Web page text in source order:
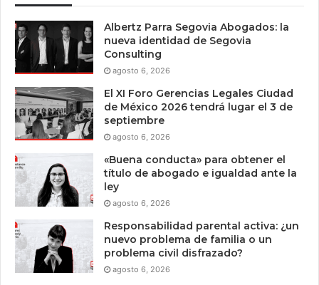
Albertz Parra Segovia Abogados: la
nueva identidad de Segovia
Consulting
agosto 6, 2026
El XI Foro Gerencias Legales Ciudad
de México 2026 tendrá lugar el 3 de
septiembre
agosto 6, 2026
«Buena conducta» para obtener el
título de abogado e igualdad ante la
ley
agosto 6, 2026
Responsabilidad parental activa: ¿un
nuevo problema de familia o un
problema civil disfrazado?
agosto 6, 2026